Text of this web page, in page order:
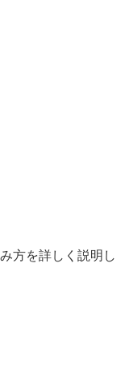
方を詳しく説明し